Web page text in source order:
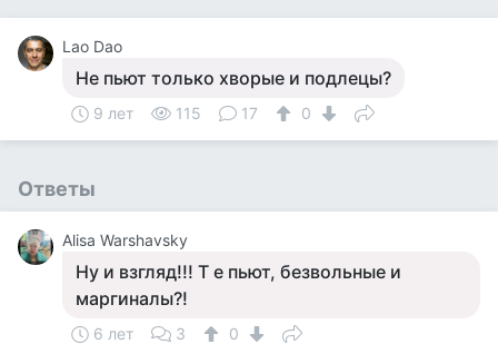
Lao Dao
Не пьют только хворые и подлецы?
9 лет 115 17 0
Ответы
Alisa Warshavsky
Ну и взгляд!!! Т е пьют, безвольные и
маргиналы?!
6 лет 3
0